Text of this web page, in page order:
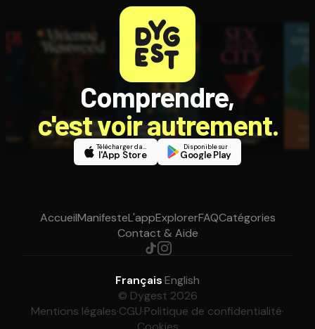
Comprendre,
c'est voir autrement.
Télécharger dans
l'App Store
Disponible sur
Google Play
AccueilManifesteL'appExplorerFAQCatégories
Contact & Aide
Français·English
© Dygest 2026
Mentions légales·CGU·Politique de confidentialité·